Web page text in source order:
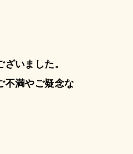
いました。
不満やご疑念な